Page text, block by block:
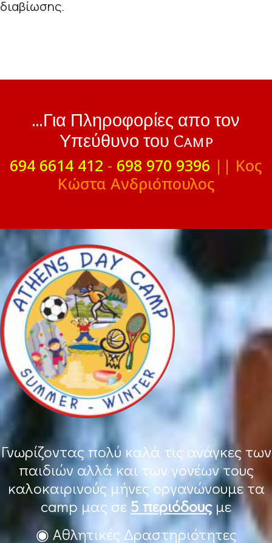
διαβίωσης.
...Για Πληροφορίες απο τον
Υπεύθυνο του Camp
694 6614 412 - 698 970 9396 || Κος
Κώστα Ανδριόπουλος
Γνωρίζοντας πολύ καλά τις ανάγκες των
παιδιών αλλά και των γονέων τους
καλοκαιρινούς μήνες οργανώνουμε τα
camp μας σε 5 περιόδουςμε
◉ Αθλητικές Δραστηριότητες